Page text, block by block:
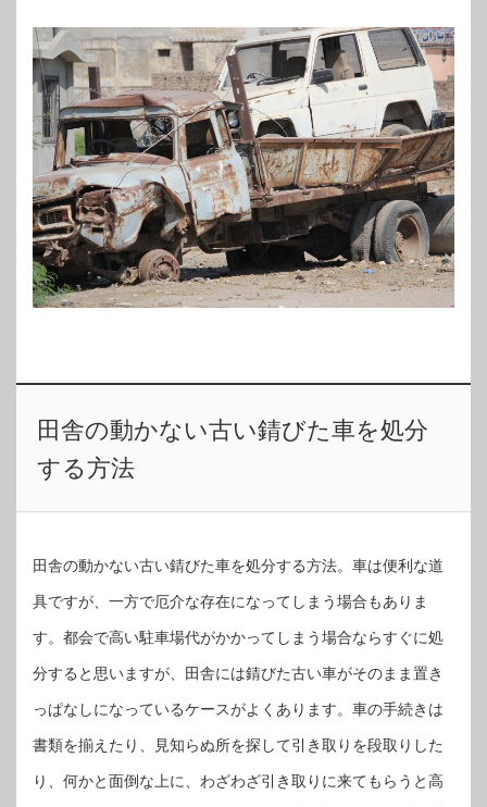
田舎の動かない古い錆びた車を処分
する方法
田舎の動かない古い錆びた車を処分する方法。車は便利な道
具ですが、一方で厄介な存在になってしまう場合もありま
す。都会で高い駐車場代がかかってしまう場合ならすぐに処
分すると思いますが、田舎には錆びた古い車がそのまま置き
っぱなしになっているケースがよくあります。車の手続きは
書類を揃えたり、見知らぬ所を探して引き取りを段取りした
り、何かと面倒な上に、わざわざ引き取りに来てもらうと高